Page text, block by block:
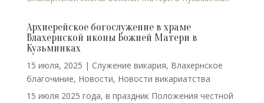
Архиерейское богослужение в храме
Влахернской иконы Божией Матери в
Кузьминках
15 июля, 2025 | Cлужение викария, Влахернское
благочиние, Новости, Новости викариатства
15 июля 2025 года, в праздник Положения честной